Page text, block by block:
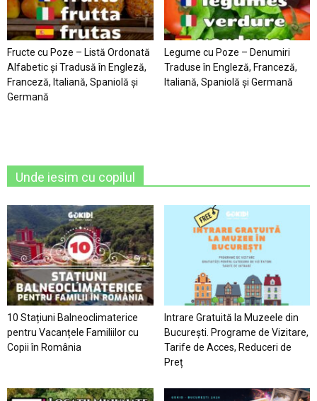
Fructe cu Poze – Listă Ordonată
Alfabetic şi Tradusă în Engleză,
Franceză, Italiană, Spaniolă şi
Germană
Legume cu Poze – Denumiri
Traduse în Engleză, Franceză,
Italiană, Spaniolă şi Germană
Unde iesim cu copilul
10 Stațiuni Balneoclimaterice
pentru Vacanțele Familiilor cu
Copii în România
Intrare Gratuită la Muzeele din
București. Programe de Vizitare,
Tarife de Acces, Reduceri de
Preț